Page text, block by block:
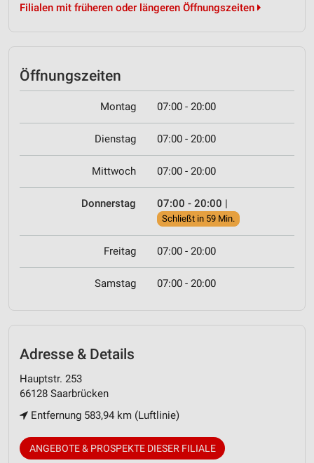
Filialen mit früheren oder längeren Öffnungszeiten
Öffnungszeiten
Montag 07:00 - 20:00
Dienstag 07:00 - 20:00
Mittwoch 07:00 - 20:00
Donnerstag 07:00 - 20:00 |
Schließt in 59 Min.
Freitag 07:00 - 20:00
Samstag 07:00 - 20:00
Adresse & Details
Hauptstr. 253
66128 Saarbrücken
Entfernung 583,94 km (Luftlinie)
ANGEBOTE & PROSPEKTE DIESER FILIALE